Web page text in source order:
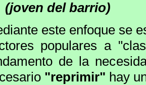
(joven del barrio)
este enfoque se
populares a
de la
"reprimir" hay